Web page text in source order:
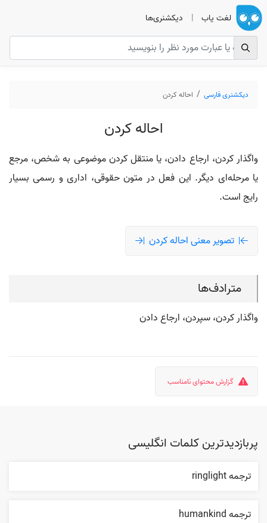
لغت یاب | دیکشنری‌ها
دیکشنری فارسی احاله کردن
احاله کردن
واگذار کردن، ارجاع دادن، یا منتقل کردن موضوعی به شخص، مرجع
یا مرحله‌ای دیگر. این فعل در متون حقوقی، اداری و رسمی بسیار
رایج است.
تصویر معنی احاله کردن
مترادف‌ها
واگذار کردن، سپردن، ارجاع دادن
گزارش محتوای نامناسب
پربازدیدترین کلمات انگلیسی
ترجمه ringlight
ترجمه humankind